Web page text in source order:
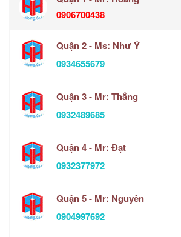
0906700438
Quận 2 - Ms: Như Ý
0934655679
Quận 3 - Mr: Thắng
0932489685
Quận 4 - Mr: Đạt
0932377972
Quận 5 - Mr: Nguyên
0904997692